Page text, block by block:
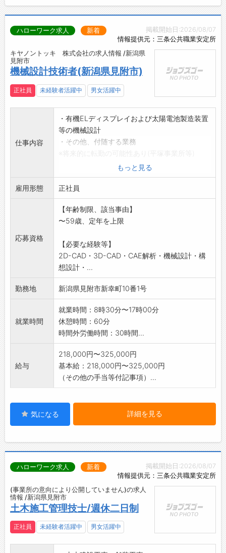
入社4年目に、全国日産サービス技術大会に出
場しました。
日産テクニカルアドバイザー資格1級や日産整備
士資格1級などの上級資格も取得しました。
目標に向かって努力した実力が評価されること
／
時代の最先端をリードし、期待を上回るわくわ
く感をお客様にお届けしています♪
車のメンテナンスを通して、新潟の街中を「は
～と」でいっぱいにしていきませんか？
＼
掲載開始日:2026/08/07
情報提供元：三条公共職業安定所
ハローワーク求人 新着
キヤノントッキ 株式会社の求人情報 /新潟県
見附市
機械設計技術者(新潟県見附市)
正社員 未経験者活躍中 男女活躍中
仕事内容
・有機ELディスプレイおよび太陽電池製造装置
等の機械設計
・その他、付随する業務
*変更範囲:会社の定める業務
もっと見る
雇用形態 正社員
応募資格
【年齢制限、該当事由】
〜59歳、定年を上限
【必要な経験等】
2D-CAD・3D-CAD・CAE解析・機械設計・構
想設計・...
勤務地 新潟県見附市新幸町10番1号
就業時間
就業時間：8時30分〜17時00分
休憩時間：60分
時間外労働時間：30時間...
給与
218,000円〜325,000円
基本給：218,000円〜325,000円
（その他の手当等付記事項）...
気になる 詳細を見る
掲載開始日:2026/08/07
情報提供元：三条公共職業安定所
ハローワーク求人 新着
(事業所の意向により公開していません)の求人
情報 /新潟県見附市
土木施工管理技士/週休二日制
正社員 未経験者活躍中 男女活躍中